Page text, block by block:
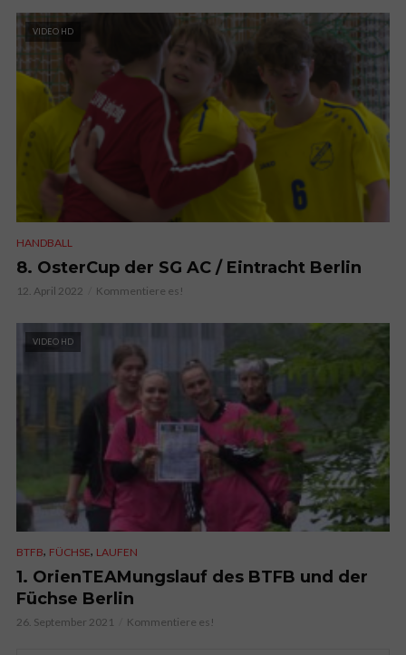
VIDEO HD
HANDBALL
8. OsterCup der SG AC / Eintracht Berlin
12. April 2022 Kommentiere es!
VIDEO HD
BTFB, FÜCHSE, LAUFEN
1. OrienTEAMungslauf des BTFB und der
Füchse Berlin
26. September 2021 Kommentiere es!